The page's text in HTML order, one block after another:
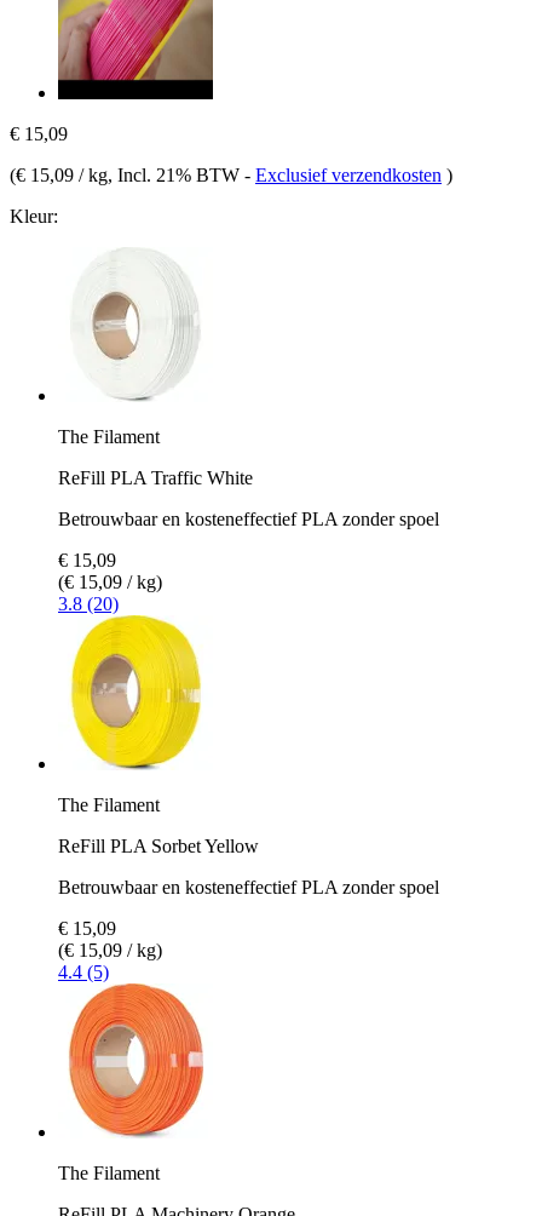
€ 15,09
(€ 15,09 / kg, Incl. 21% BTW - Exclusief verzendkosten )
Kleur:
The Filament
ReFill PLA Traffic White
Betrouwbaar en kosteneffectief PLA zonder spoel
€ 15,09
(€ 15,09 / kg)
3.8 (20)
The Filament
ReFill PLA Sorbet Yellow
Betrouwbaar en kosteneffectief PLA zonder spoel
€ 15,09
(€ 15,09 / kg)
4.4 (5)
The Filament